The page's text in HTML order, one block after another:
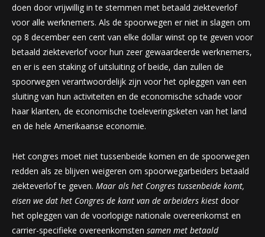
doen door vrijwillig in te stemmen met betaald ziekteverlof
voor alle werknemers. Als de spoorwegen er niet in slagen om
op 8 december een cent van elke dollar winst op te geven voor
betaald ziekteverlof voor hun zeer gewaardeerde werknemers,
en er is een staking of uitsluiting of beide, dan zullen de
spoorwegen verantwoordelijk zijn voor het opleggen van een
sluiting van hun activiteiten en de economische schade voor
haar klanten, de economische toeleveringsketen van het land
en de hele Amerikaanse economie.
Het congres moet niet tussenbeide komen en de spoorwegen
redden als ze blijven weigeren om spoorwegarbeiders betaald
ziekteverlof te geven. Maar als het Congres tussenbeide komt,
eisen we dat het Congres de kant van de arbeiders kiest door
het opleggen van de voorlopige nationale overeenkomst en
carrier-specifieke overeenkomsten samen met betaald